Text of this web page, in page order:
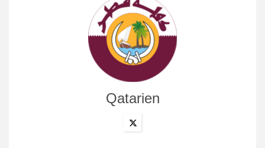
Qatarien